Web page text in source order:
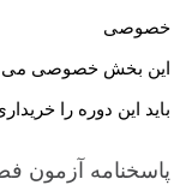
خصوصی
این بخش خصوصی می
باید این دوره را
پاسخنامه آزمون